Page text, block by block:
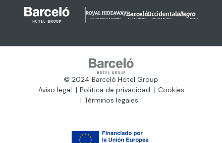
© 2024 Barceló Hotel Group
Aviso legal
Política de privacidad
Cookies
Términos legales